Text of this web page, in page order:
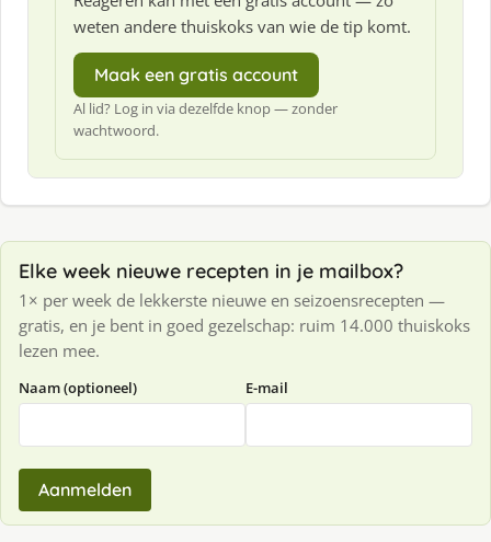
weten andere thuiskoks van wie de tip komt.
Maak een gratis account
Al lid? Log in via dezelfde knop — zonder
wachtwoord.
Elke week nieuwe recepten in je mailbox?
1× per week de lekkerste nieuwe en seizoensrecepten —
gratis, en je bent in goed gezelschap: ruim 14.000 thuiskoks
lezen mee.
Naam (optioneel) E-mail
Aanmelden